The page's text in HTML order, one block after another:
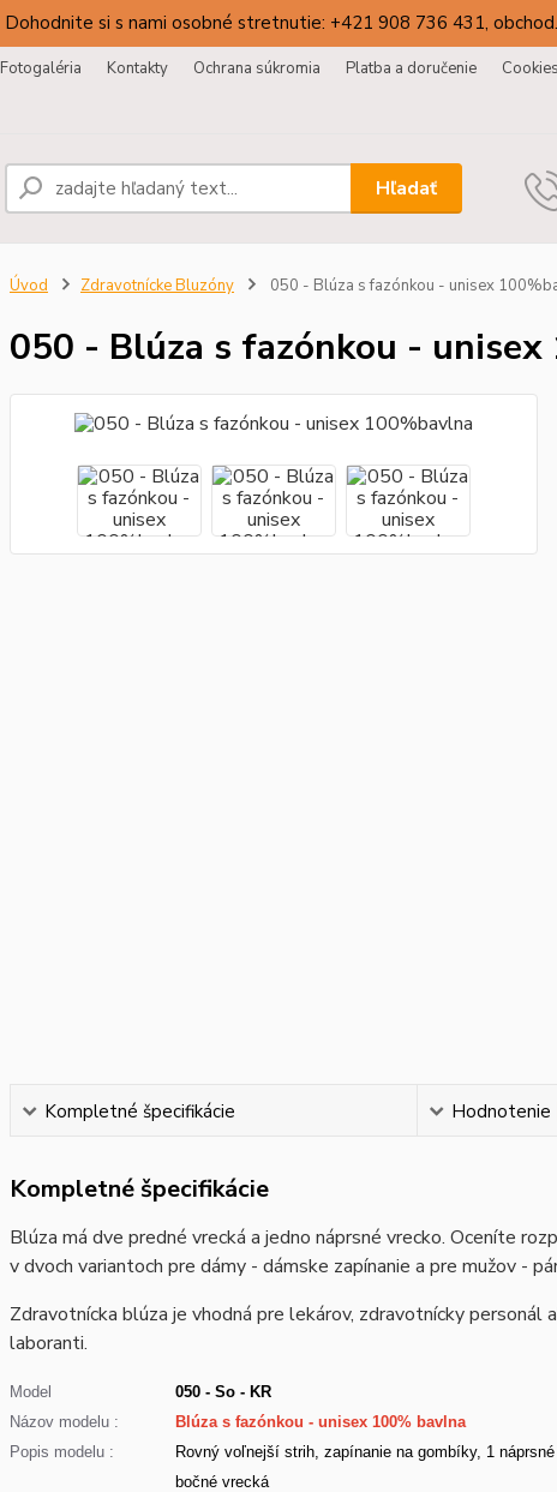
Dohodnite si s nami osobné stretnutie: +421 908 736 431,
Fotogaléria Kontakty Ochrana súkromia Platba a doručenie Cookies
Hľadať
Úvod Zdravotnícke Bluzóny 050 - Blúza s fazónkou - unisex
050 - Blúza s fazónkou - unisex
Kompletné špecifikácie Hodnotenie
Kompletné špecifikácie
Blúza má dve predné vrecká a jedno náprsné vrecko. Oceníte
v dvoch variantoch pre dámy - dámske zapínanie a pre mužov -
Zdravotnícka blúza je vhodná pre lekárov, zdravotnícky
laboranti.
Model
050 - So - KR
Názov modelu :
Blúza s fazónkou - unisex 100% bavlna
Popis modelu :
Rovný voľnejší strih, zapínanie na gombíky, 1
bočné vrecká